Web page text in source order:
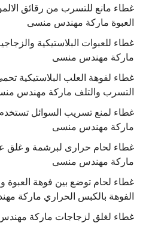
غطاء مانع للتسرب من رقائق
العبوة ماركة مهندس منسى
غطاء للعبوات البلاستيكية
ماركة مهندس منسى
غطاء لفوهة العلب البلاستيكية
التسرب والتلف ماركة مهندس
غطاء لمنع تسريب السوائل
ماركة مهندس منسى
غطاء لحام حرارى لبرشمة و غلق
ماركة مهندس منسى
غطاء لحام توضع بين فوهة العبوة
الفوهة بالكبس الحراري ماركة
غطاء لغلق لزجاجات ماركة